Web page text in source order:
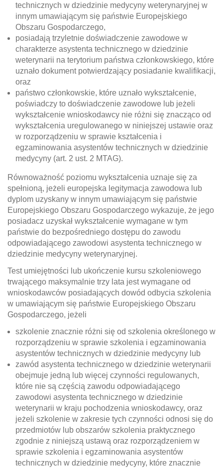
technicznych w dziedzinie medycyny weterynaryjnej w
innym umawiającym się państwie Europejskiego
Obszaru Gospodarczego,
posiadają trzyletnie doświadczenie zawodowe w
charakterze asystenta technicznego w dziedzinie
weterynarii na terytorium państwa członkowskiego, które
uznało dokument potwierdzający posiadanie kwalifikacji,
oraz
państwo członkowskie, które uznało wykształcenie,
poświadczy to doświadczenie zawodowe lub jeżeli
wykształcenie wnioskodawcy nie różni się znacząco od
wykształcenia uregulowanego w niniejszej ustawie oraz
w rozporządzeniu w sprawie kształcenia i
egzaminowania asystentów technicznych w dziedzinie
medycyny (art. 2 ust. 2 MTAG).
Równoważność poziomu wykształcenia uznaje się za
spełnioną, jeżeli europejska legitymacja zawodowa lub
dyplom uzyskany w innym umawiającym się państwie
Europejskiego Obszaru Gospodarczego wykazuje, że jego
posiadacz uzyskał wykształcenie wymagane w tym
państwie do bezpośredniego dostępu do zawodu
odpowiadającego zawodowi asystenta technicznego w
dziedzinie medycyny weterynaryjnej.
Test umiejętności lub ukończenie kursu szkoleniowego
trwającego maksymalnie trzy lata jest wymagane od
wnioskodawców posiadających dowód odbycia szkolenia
w umawiającym się państwie Europejskiego Obszaru
Gospodarczego, jeżeli
szkolenie znacznie różni się od szkolenia określonego w
rozporządzeniu w sprawie szkolenia i egzaminowania
asystentów technicznych w dziedzinie medycyny lub
zawód asystenta technicznego w dziedzinie weterynarii
obejmuje jedną lub więcej czynności regulowanych,
które nie są częścią zawodu odpowiadającego
zawodowi asystenta technicznego w dziedzinie
weterynarii w kraju pochodzenia wnioskodawcy, oraz
jeżeli szkolenie w zakresie tych czynności odnosi się do
przedmiotów lub obszarów szkolenia praktycznego
zgodnie z niniejszą ustawą oraz rozporządzeniem w
sprawie szkolenia i egzaminowania asystentów
technicznych w dziedzinie medycyny, które znacznie